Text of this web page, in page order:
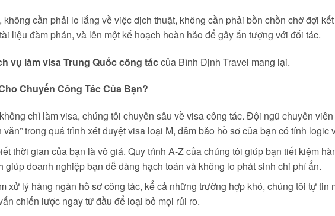
cần phải lo lắng về việc dịch thuật, không cần phải bồn chồn chờ đợi
liệu đàm phán, và lên một kế hoạch hoàn hảo để gây ấn tượng với đối tác.
vụ làm visa Trung Quốc công táccủa Bình Định Travel mang lại.
Chuyến Công Tác Của Bạn?
chỉ làm visa, chúng tôi chuyên sâu về visa công tác. Đội ngũ chuyên
trong quá trình xét duyệt visa loại M, đảm bảo hồ sơ của bạn có tính logic
thời gian của bạn là vô giá. Quy trình A-Z của chúng tôi giúp bạn tiết kiệm
doanh nghiệp bạn dễ dàng hạch toán và không lo phát sinh chi phí ẩn.
xử lý hàng ngàn hồ sơ công tác, kể cả những trường hợp khó, chúng tôi tự tin
chiến lược ngay từ đầu để loại bỏ mọi rủi ro.